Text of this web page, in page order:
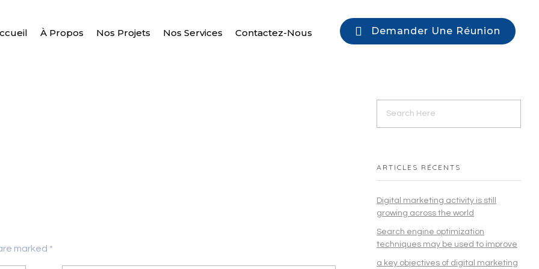
À Propos Nos Projets Nos Services Contactez-Nous Demander Une Réunion
marked *
ARTICLES RÉCENTS
Digital marketing activity is still
growing across the world
Search engine optimization
techniques may be used to improve
a key objectives of digital marketing